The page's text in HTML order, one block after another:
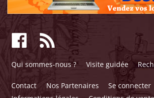
Qui sommes-nous ? Visite guidée
Contact Nos Partenaires Se connecter